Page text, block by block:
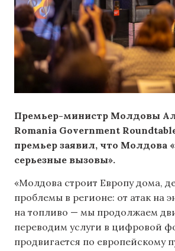
Премьер-министр Молдовы
Romania Government
премьер заявил, что Молдова
серьезные вызовы».
«Молдова строит Европу дома,
проблемы в регионе: от атак на
на топливо — мы продолжаем
переводим услуги в цифровой
продвигается по европейскому